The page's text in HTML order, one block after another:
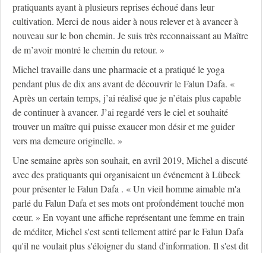
pratiquants ayant à plusieurs reprises échoué dans leur
cultivation. Merci de nous aider à nous relever et à avancer à
nouveau sur le bon chemin. Je suis très reconnaissant au Maître
de m’avoir montré le chemin du retour. »
Michel travaille dans une pharmacie et a pratiqué le yoga
pendant plus de dix ans avant de découvrir le Falun Dafa. «
Après un certain temps, j’ai réalisé que je n’étais plus capable
de continuer à avancer. J’ai regardé vers le ciel et souhaité
trouver un maître qui puisse exaucer mon désir et me guider
vers ma demeure originelle. »
Une semaine après son souhait, en avril 2019, Michel a discuté
avec des pratiquants qui organisaient un événement à Lübeck
pour présenter le Falun Dafa . « Un vieil homme aimable m'a
parlé du Falun Dafa et ses mots ont profondément touché mon
cœur. » En voyant une affiche représentant une femme en train
de méditer, Michel s'est senti tellement attiré par le Falun Dafa
qu'il ne voulait plus s'éloigner du stand d'information. Il s'est dit